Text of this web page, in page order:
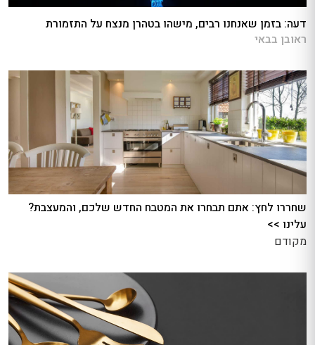
דעה: בזמן שאנחנו רבים, מישהו בטהרן מנצח על התזמורת
ראובן בבאי
שחררו לחץ: אתם תבחרו את המטבח החדש שלכם, והמעצבת?
עלינו >>
מקודם